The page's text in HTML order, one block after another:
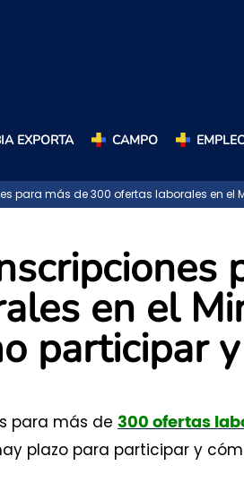
EXPORTA CAMPO
para más de 300 ofertas laborales en
en el
participar
para más de 300 ofertas
plazo para participar y